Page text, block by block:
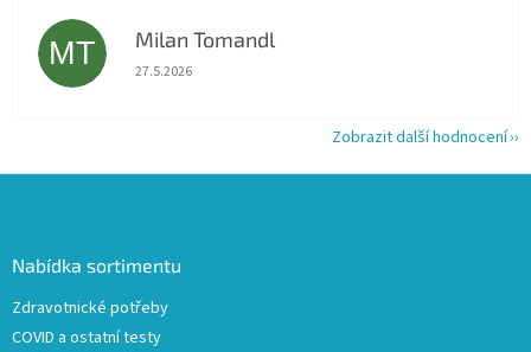
MT Milan Tomandl
Hodnocení obchodu je 5 z 5 hvězdiček.
27.5.2026
Zobrazit další hodnocení
Nabídka sortimentu
Zdravotnické potřeby
COVID a ostatní testy